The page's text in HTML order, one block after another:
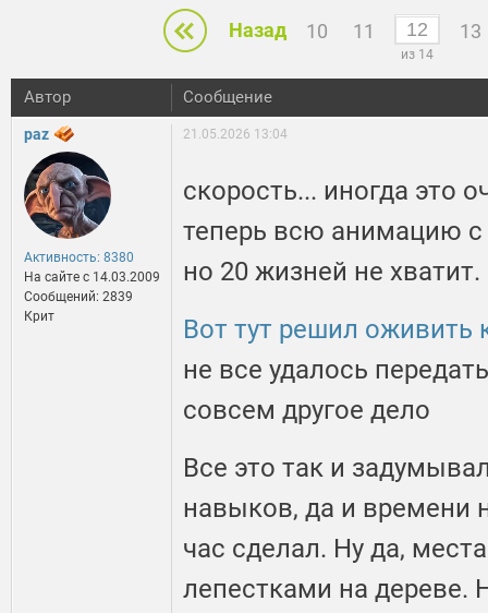
Назад 10 11
из 14
13
Автор Сообщение
paz
Активность: 8380
На сайте c 14.03.2009
Сообщений: 2839
Крит
21.05.2026 13:04
скорость... иногда это
теперь всю анимацию
но 20 жизней не хватит.
Вот тут решил оживить
не все удалось
совсем другое дело
Все это так и
навыков, да и времени
час сделал. Ну да,
лепестками на дереве.